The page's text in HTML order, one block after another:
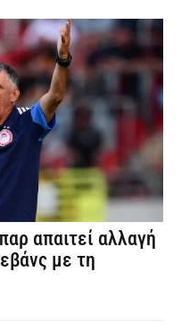
απαιτεί αλλαγή
με τη